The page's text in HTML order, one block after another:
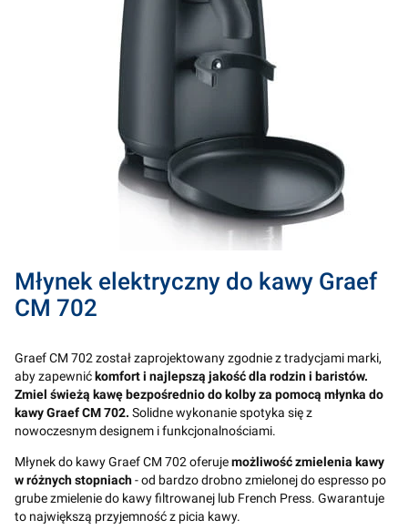
Młynek elektryczny do kawy Graef
CM 702
Graef CM 702 został zaprojektowany zgodnie z tradycjami marki,
aby zapewnićkomfort i najlepszą jakość dla rodzin i baristów.
Zmiel świeżą kawę bezpośrednio do kolby za pomocą młynka do
kawy Graef CM 702. Solidne wykonanie spotyka się z
nowoczesnym designem i funkcjonalnościami.
Młynek do kawy Graef CM 702 oferujemożliwość zmielenia kawy
w różnych stopniach- od bardzo drobno zmielonej do espresso po
grube zmielenie do kawy filtrowanej lub French Press. Gwarantuje
to największą przyjemność z picia kawy.